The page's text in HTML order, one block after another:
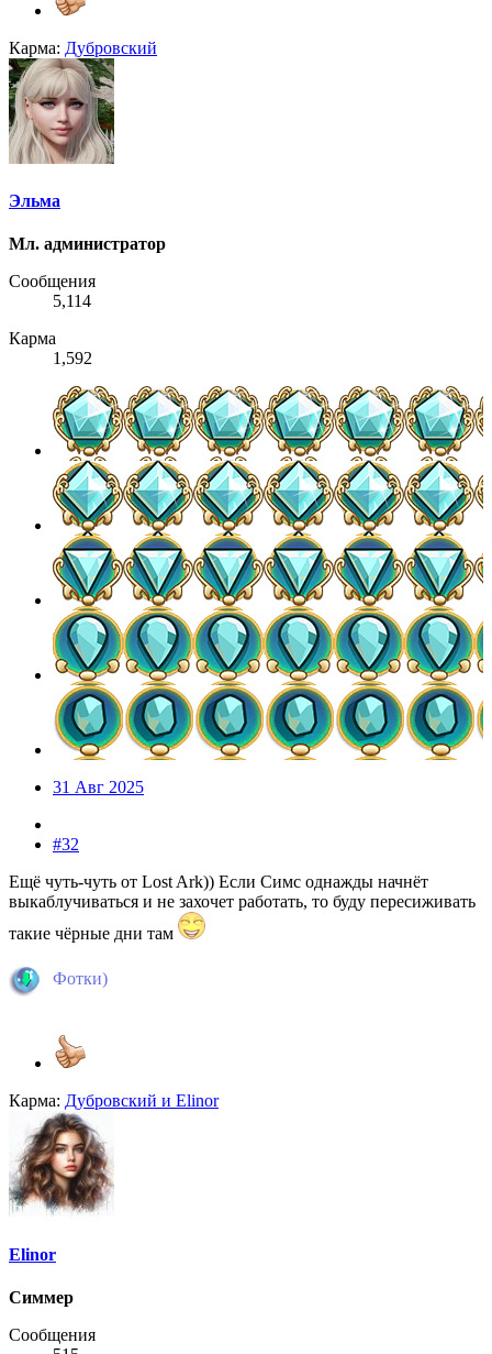
Карма: Дубровский
Эльма
Мл. администратор
Сообщения
5,114
Карма
1,592
31 Авг 2025
#32
Ещё чуть-чуть от Lost Ark)) Если Симс однажды начнёт
выкаблучиваться и не захочет работать, то буду пересиживать
такие чёрные дни там
Фотки)
Карма: Дубровский и Elinor
Elinor
Симмер
Сообщения